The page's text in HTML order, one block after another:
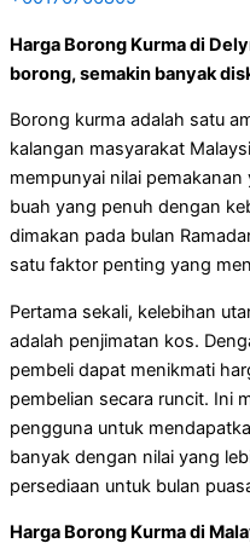
Harga Borong Kurma di
borong, semakin banyak
Borong kurma adalah satu
kalangan masyarakat
mempunyai nilai
buah yang penuh dengan
dimakan pada bulan
satu faktor penting yang
Pertama sekali, kelebihan
adalah penjimatan kos.
pembeli dapat menikmati
pembelian secara runcit. Ini
pengguna untuk
banyak dengan nilai yang
persediaan untuk bulan
Harga Borong Kurma di